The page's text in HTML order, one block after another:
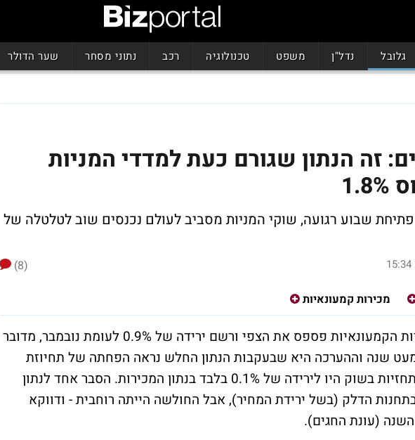
גלובל נדל"ן משפט טכנולוגיה רכב נתוני מסחר שער הדולר
זה הנתון שגורם כעת למדדי המניות
שבוע רגועה, שוקי המניות מסביב לעולם נכנסים שוב לטלטלה של
(8)
מכירות קמעונאיות
חולשה בארה"ב נתון המכירות הקמעונאיות פספס את הצפי ורשם ירידה של 0.9% לעומת נובמבר, מדובר
שנה וההערכה היא שבעקבות הנתון החלש נראה הפחתה של תחיוזת
הצמיחה מצד הכלכלנים. התחזיות בשוק היו לירידה של 0.1% בלבד בנתון המכירות. הסבר אחד לנתון
הדלק (בשל ירידת המחיר), אבל החולשה הייתה רוחבית - ודווקא
(עונת החגים).